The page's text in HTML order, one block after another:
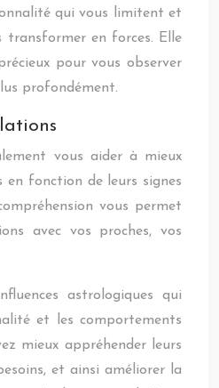
qui vous limitent et
transformer en forces. Elle
pour vous observer
profondément.
vous aider à mieux
en fonction de leurs signes
vous permet
avec vos proches, vos
astrologiques qui
et les comportements
mieux appréhender leurs
et ainsi améliorer la